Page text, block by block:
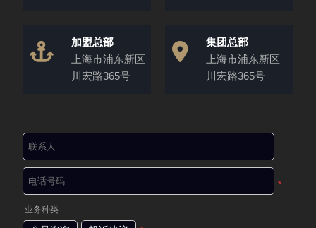
加盟总部
上海市浦东新区
川宏路365号
集团总部
上海市浦东新区
川宏路365号
*
业务种类